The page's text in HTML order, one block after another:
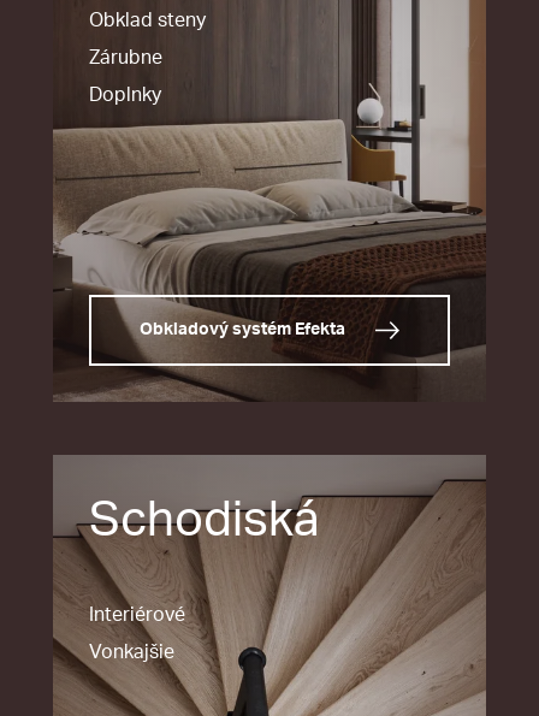
Obklad steny
Zárubne
Doplnky
Obkladový systém Efekta
Schodiská
Interiérové
Vonkajšie